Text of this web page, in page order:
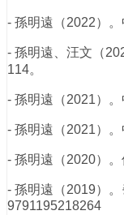
- 孫明遠（2022）
- 孫明遠、汪文（
114。
- 孫明遠（2021）
- 孫明遠（2021）
- 孫明遠（2020）
- 孫明遠（2019）
9791195218264